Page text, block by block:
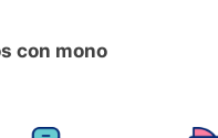
con mono